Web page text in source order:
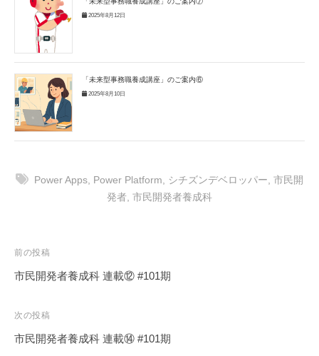
2025年8月12日
「未来型事務職養成講座」のご案内⑥
2025年8月10日
Power Apps, Power Platform, シチズンデベロッパー, 市民開
発者, 市民開発者養成科
投
稿
ビ
ゲ
前の投稿
市民開発者養成科 連載⑫ #101期
次の投稿
市民開発者養成科 連載⑭ #101期